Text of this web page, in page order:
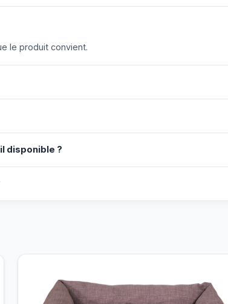
le produit convient.
disponible ?